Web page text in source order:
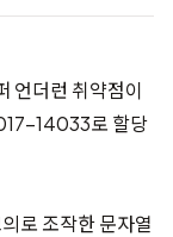
언더런 취약점이
14033로 할당
로 조작한 문자열